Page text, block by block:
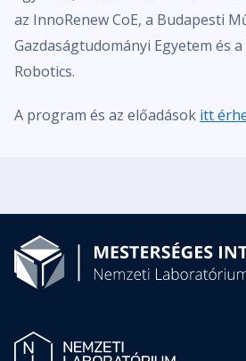
az InnoRenew CoE, a Budapesti
Gazdaságtudományi Egyetem és
Robotics.
A program és az előadások itt